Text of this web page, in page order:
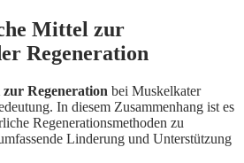
Mittel zur
Regeneration
Regeneration bei Muskelkater
In diesem Zusammenhang ist es
Regenerationsmethoden zu
Linderung und Unterstützung